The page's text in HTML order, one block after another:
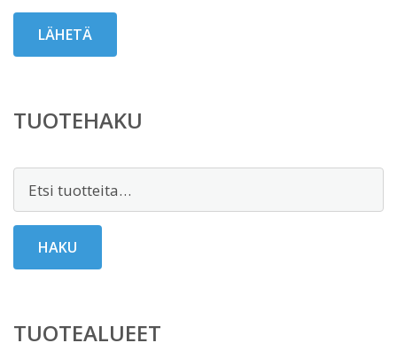
TUOTEHAKU
HAKU
TUOTEALUEET